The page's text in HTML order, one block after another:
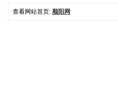
查看网站首页: 顺阳网